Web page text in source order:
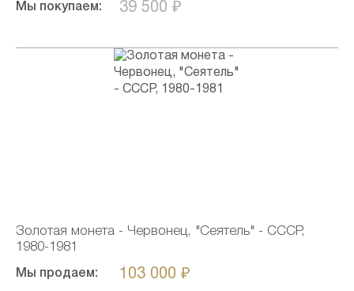
Мы покупаем: 39 500 ₽
Золотая монета - Червонец, "Сеятель" - СССР,
1980-1981
Мы продаем: 103 000 ₽